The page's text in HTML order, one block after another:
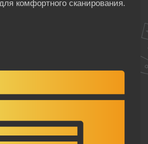
комфортного сканирования.